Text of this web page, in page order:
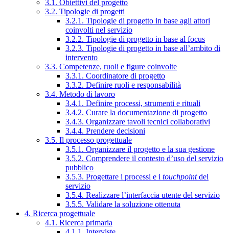
3.1. Obiettivi del progetto
3.2. Tipologie di progetti
3.2.1. Tipologie di progetto in base agli attori
coinvolti nel servizio
3.2.2. Tipologie di progetto in base al focus
3.2.3. Tipologie di progetto in base all’ambito di
intervento
3.3. Competenze, ruoli e figure coinvolte
3.3.1. Coordinatore di progetto
3.3.2. Definire ruoli e responsabilità
3.4. Metodo di lavoro
3.4.1. Definire processi, strumenti e rituali
3.4.2. Curare la documentazione di progetto
3.4.3. Organizzare tavoli tecnici collaborativi
3.4.4. Prendere decisioni
3.5. Il processo progettuale
3.5.1. Organizzare il progetto e la sua gestione
3.5.2. Comprendere il contesto d’uso del servizio
pubblico
3.5.3. Progettare i processi e i touchpointdel
servizio
3.5.4. Realizzare l’interfaccia utente del servizio
3.5.5. Validare la soluzione ottenuta
4. Ricerca progettuale
4.1. Ricerca primaria